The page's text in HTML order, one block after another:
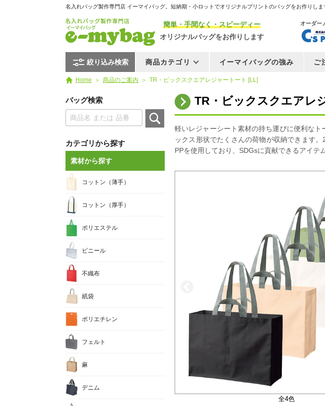
名入れバッグ製作専門店 イーマイバッグ。短納期・小ロットでオリジナルプリントのバッグをお作りしま
簡単・手間なく・スピーディー
オリジナルバッグをお作りします
オーダー
商品カテゴリ イーマイバッグの強み ご
絞り込み検索
Home 商品のご案内 TR・ビックスクエアレジャートート [LL]
TR・ビックスクエアレ
軽いレジャーシート素材の持ち運びに便利な
ックス形状でたくさんの荷物が収納できます
PPを使用しており、SDGsに貢献できるアイテ
全4色
A3サイズ対応
大きさイメージ
大きさイメージ
バッグ検索
カテゴリから探す
素材から探す
コットン（薄手）
コットン（厚手）
ポリエステル
ビニール
不織布
紙袋
ポリエチレン
フェルト
麻
デニム